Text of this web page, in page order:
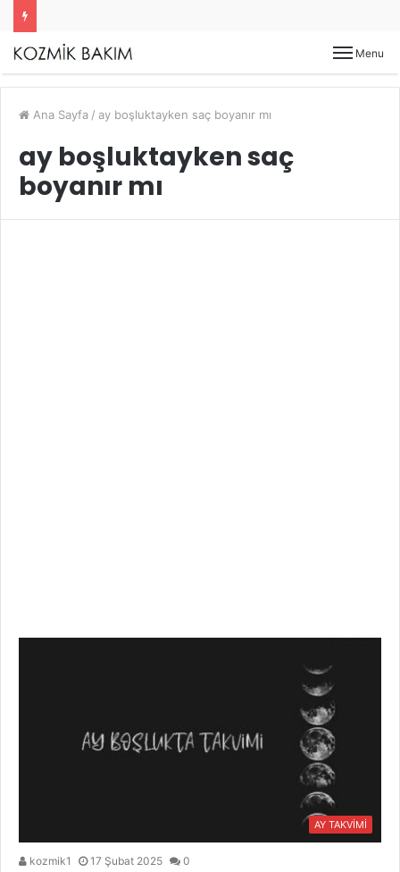
Menu
Ana Sayfa / ay boşluktayken saç boyanır mı
ay boşluktayken saç
boyanır mı
AY TAKVİMİ
kozmik1 17 Şubat 2025 0